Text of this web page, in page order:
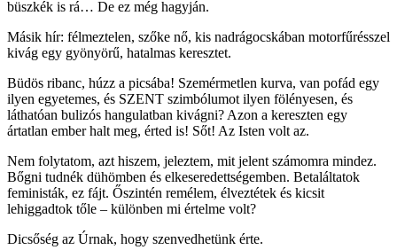
büszkék is rá… De ez még hagyján.
Másik hír: félmeztelen, szőke nő, kis nadrágocskában motorfűrésszel
kivág egy gyönyörű, hatalmas keresztet.
Büdös ribanc, húzz a picsába! Szemérmetlen kurva, van pofád egy
ilyen egyetemes, és SZENT szimbólumot ilyen fölényesen, és
láthatóan bulizós hangulatban kivágni? Azon a kereszten egy
ártatlan ember halt meg, érted is! Sőt! Az Isten volt az.
Nem folytatom, azt hiszem, jeleztem, mit jelent számomra mindez.
Bőgni tudnék dühömben és elkeseredettségemben. Betaláltatok
feministák, ez fájt. Őszintén remélem, élveztétek és kicsit
lehiggadtok tőle – különben mi értelme volt?
Dicsőség az Úrnak, hogy szenvedhetünk érte.